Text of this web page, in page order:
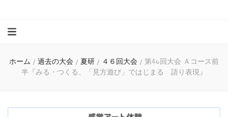
ホーム / 過去の大会 / 夏研 / ４６回大会 / 第46回大会 Ａコース前
半『みる・つくる、「見方遊び」ではじまる 語り表現』